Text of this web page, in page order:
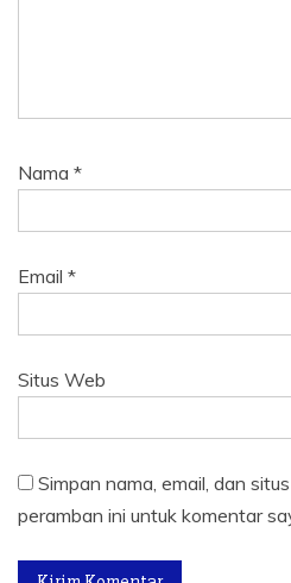
Nama *
Email *
Situs Web
Simpan nama, email, dan
peramban ini untuk komentar